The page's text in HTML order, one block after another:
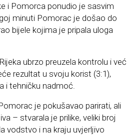
i Pomorca ponudio je sasvim
minuti Pomorac je došao do
bijele kojima je pripala uloga
ubrzo preuzela kontrolu i već
rezultat u svoju korist (3:1),
i tehničku nadmoć.
je pokušavao parirati, ali
– stvarala je prilike, veliki broj
vodstvo i na kraju uvjerljivo